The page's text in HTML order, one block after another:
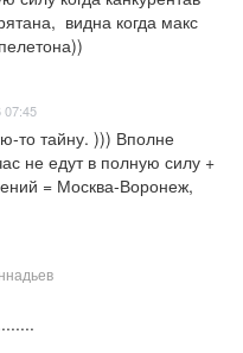
видна когда макс
07:45
то тайну. ))) Вполне
не едут в полную силу +
= Москва-Воронеж,